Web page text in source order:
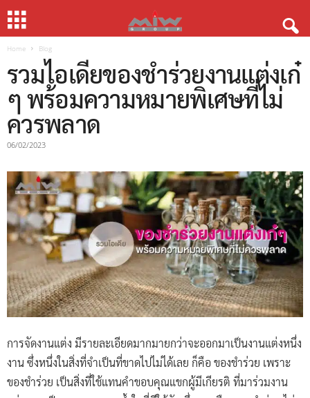
Home Blog
รวมไอเดียของชำร่วยงานแต่งเก๋
ๆ พร้อมความหมายพิเศษที่ไม่
ควรพลาด
06/02/2023
การจัดงานแต่ง มีรายละเอียดมากมายกว่าจะออกมาเป็นงานแต่งหนึ่ง
งาน ซึ่งหนึ่งในสิ่งที่จำเป็นที่ขาดไปไม่ได้เลย ก็คือ ของชำร่วย เพราะ
ของชำร่วย เป็นสิ่งที่ใช้แทนคำขอบคุณแขกผู้มีเกียรติ ที่มาร่วมงาน